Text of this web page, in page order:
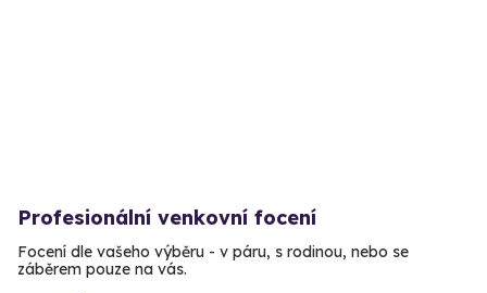
Profesionální venkovní focení
Focení dle vašeho výběru - v páru, s rodinou, nebo se
záběrem pouze na vás.